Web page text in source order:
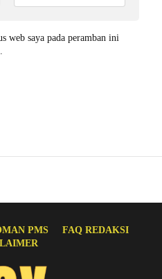
web saya pada peramban ini
PMS
FAQ REDAKSI